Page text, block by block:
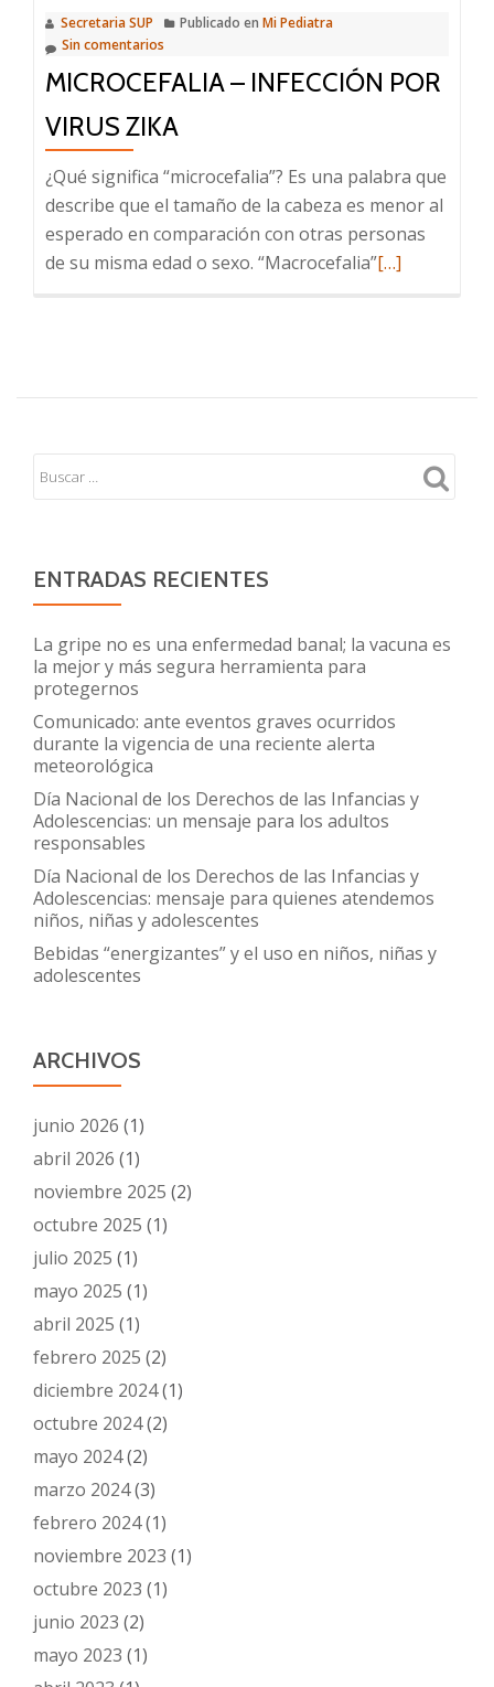
Secretaria SUP Publicado en Mi Pediatra
Sin comentarios
MICROCEFALIA – INFECCIÓN POR
VIRUS ZIKA
¿Qué significa “microcefalia”? Es una palabra que
describe que el tamaño de la cabeza es menor al
esperado en comparación con otras personas
de su misma edad o sexo. “Macrocefalia”Leer
Infección
virus
[…]
ENTRADAS RECIENTES
La gripe no es una enfermedad banal; la vacuna es
la mejor y más segura herramienta para
protegernos
Comunicado: ante eventos graves ocurridos
durante la vigencia de una reciente alerta
meteorológica
Día Nacional de los Derechos de las Infancias y
Adolescencias: un mensaje para los adultos
responsables
Día Nacional de los Derechos de las Infancias y
Adolescencias: mensaje para quienes atendemos
niños, niñas y adolescentes
Bebidas “energizantes” y el uso en niños, niñas y
adolescentes
ARCHIVOS
junio 2026 (1)
abril 2026 (1)
noviembre 2025 (2)
octubre 2025 (1)
julio 2025 (1)
mayo 2025 (1)
abril 2025 (1)
febrero 2025 (2)
diciembre 2024(1)
octubre 2024(2)
mayo 2024(2)
marzo 2024(3)
febrero 2024(1)
noviembre 2023 (1)
octubre 2023 (1)
junio 2023 (2)
mayo 2023 (1)